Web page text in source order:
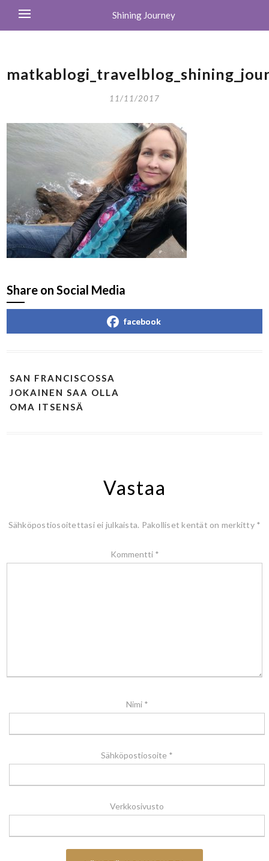
Shining Journey
11/11/2017
Share on Social Media
facebook
SAN FRANCISCOSSA
JOKAINEN SAA OLLA
OMA ITSENSÄ
Vastaa
Sähköpostiosoitettasi ei julkaista. Pakolliset kentät on merkitty *
Kommentti *
Nimi *
Sähköpostiosoite *
Verkkosivusto